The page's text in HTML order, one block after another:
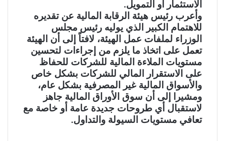
الاستثمار أو التمويل.
وأعرب رئيس هيئة الرقابة المالية عن تقديره
للاهتمام الكبير الذي يوليه رئيس مجلس
الوزراء لملفات عمل الهيئة، لافتاً إلى أن الهيئة
تعمل على اتخاذ ما يلزم من إجراءات لتحسين
مستويات الملاءة المالية للشركات للحفاظ
على الاستقرار المالي للشركات بشكل خاص
والأسواق المالية غير المصرفية بشكل عام،
ومشيرا إلى أن سوق الأوراق المالية جاهز
لاستقبال أي طروحات جديدة عامة أو خاصة مع
تعافي مستويات السيولة والتداول.